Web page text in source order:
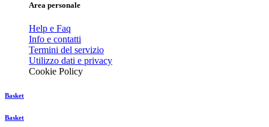
Area personale
Help e Faq
Info e contatti
Termini del servizio
Utilizzo dati e privacy
Cookie Policy
Basket
Basket